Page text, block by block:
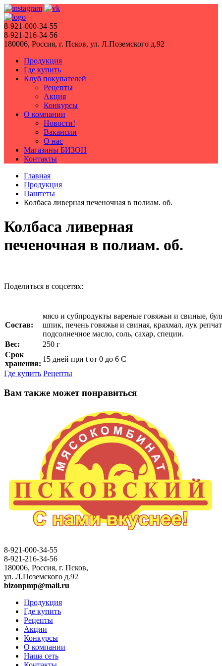
8-921-000-34-55
8-921-216-34-56
180006, Россия, г. Псков, ул. Л.Поземского д.92
Продукция
Где купить
Клуб покупателей
Рецепты
Акция
Конкурсы
О компании
Новости!
Вакансии
О нас
Магазины БИЗОН
Контакты
Главная
Продукция
Паштеты
Колбаса ливерная печеночная в полиам. об.
Колбаса ливерная
печеночная в полиам. об.
Поделиться в соцсетях:
Состав:
мясо и субпродукты вареные говяжьи и свиные,
шпик, печень говяжья и свиная, крахмал, лук
подсолнечное масло, соль, сахар, специи.
Вес:
250 г
Срок
хранения:
15 дней при t от 0 до 6 С
Где купить Рецепты
Вам также может понравиться
8-921-000-34-55
8-921-216-34-56
180006, Россия, г. Псков,
ул. Л.Поземского д.92
bizonpmp@mail.ru
Продукция
Где купить
Рецепты
Акции
Конкурсы
О компании
Наша сеть